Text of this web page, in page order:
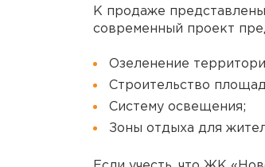
К продаже
современный проект
Озеленение
Строительство
Систему освещения;
Зоны отдыха для